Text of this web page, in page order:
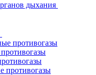
дыхания
противогазы
противогазы